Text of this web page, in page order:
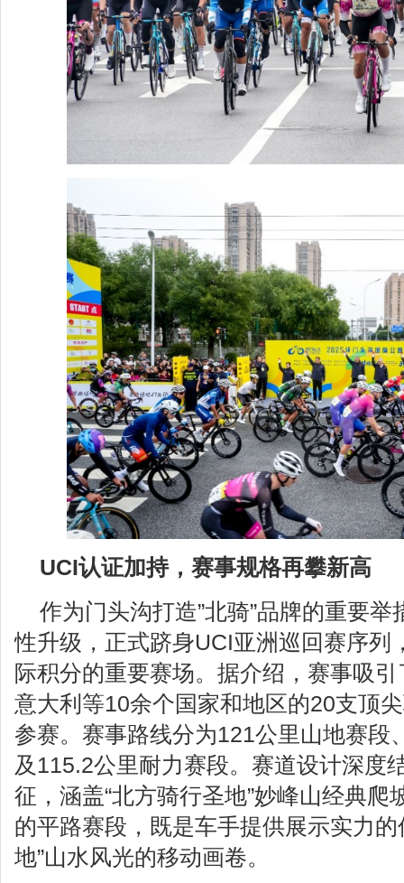
UCI认证加持，赛事规格再攀新高
作为门头沟打造”北骑”品牌的重要
性升级，正式跻身UCI亚洲巡回赛序列
际积分的重要赛场。据介绍，赛事吸
意大利等10余个国家和地区的20支顶
参赛。赛事路线分为121公里山地赛段
及115.2公里耐力赛段。赛道设计深度
征，涵盖“北方骑行圣地”妙峰山经典爬
的平路赛段，既是车手提供展示实力
地”山水风光的移动画卷。